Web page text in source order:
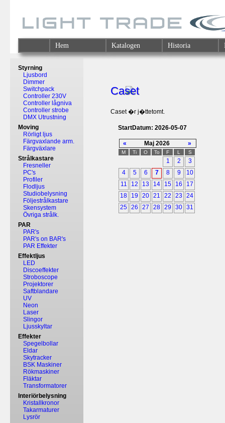
Hem Katalogen Historia
Styrning
Ljusbord
Dimmer
Switchpack
Controller 230V
Controller lågniva
Controller strobe
DMX Utrustning
Moving
Rörligt ljus
Färgvaxlande arm.
Färgväxlare
Strålkastare
Fresneller
PC's
Profiler
Flodljus
Studiobelysning
Följestrålkastare
Skensystem
Övriga strålk.
PAR
PAR's
PAR's on BAR's
PAR Effekter
Effektljus
LED
Discoeffekter
Stroboscope
Projektorer
Saftblandare
UV
Neon
Laser
Slingor
Ljusskyltar
Effekter
Spegelbollar
Eldar
Skytracker
BSK Maskiner
Rökmaskiner
Fläktar
Transformatorer
Interiörbelysning
Kristallkronor
Takarmaturer
Lysrör
Caset
Caset �r j�ttetomt.
StartDatum: 2026-05-07
« Maj 2026 »
M Ti O To F L S
1 2
3
4
5 6 7 8 9
10
11
12 13 14 15 16
17
18
19 20 21 22 23
24
25 26 27 28 29 30 31